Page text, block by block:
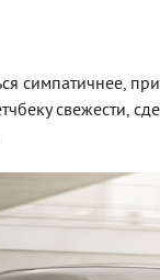
симпатичнее,
свежести,